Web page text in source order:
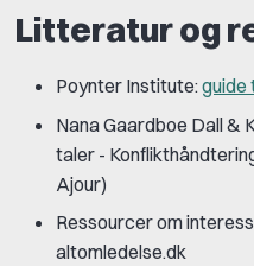
Litteratur og
Poynter Institute:guide
Nana Gaardboe Dall &
taler -
Ajour)
Ressourcer om
altomledelse.dk